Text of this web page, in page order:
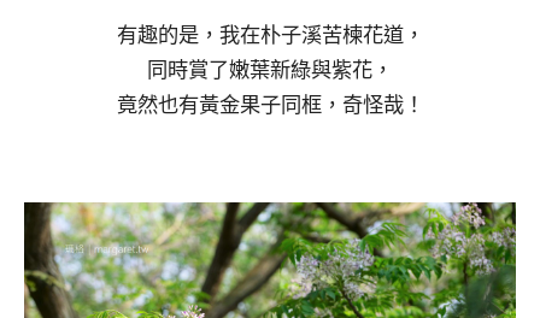
有趣的是，我在朴子溪苦楝花道，
同時賞了嫩葉新綠與紫花，
竟然也有黃金果子同框，奇怪哉！